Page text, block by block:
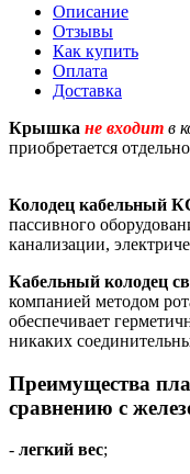
Описание
Отзывы
Как купить
Оплата
Доставка
Крышка не входит в
приобретается
Колодец кабельный
пассивного
канализации,
Кабельный колодец
компанией методом
обеспечивает
никаких
Преимущества
сравнению с
- легкий вес;